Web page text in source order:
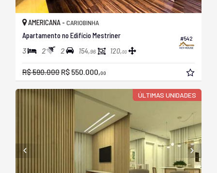
#542
AMERICANA - CARIOBINHA
Apartamento no Edifício Mestriner
3 2 2 154,96 120,00
R$ 590.000 R$ 550.000,00
ÚLTIMAS UNIDADES